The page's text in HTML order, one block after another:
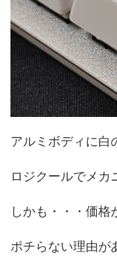
アルミボディに白
ロジクールでメカ
しかも・・・価
ポチらない理由が